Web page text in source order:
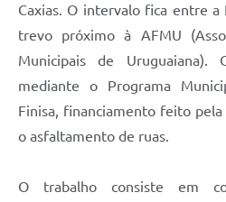
Telefones Úteis
Caxias. O intervalo fica entre a
trevo próximo à AFMU
Municipais de
mediante o Programa
Finisa, financiamento feito
o asfaltamento de ruas.
O trabalho consiste em